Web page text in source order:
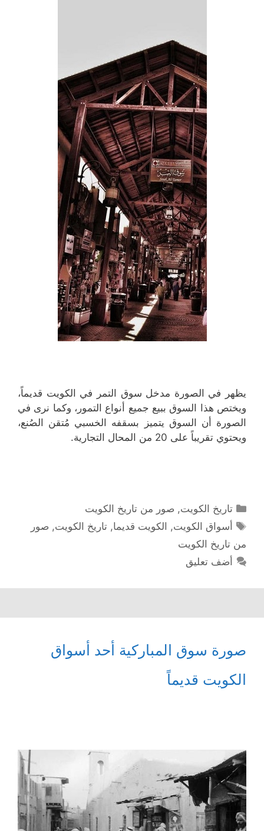
يظهر في الصورة مدخل سوق التمر في الكويت قديماً،
ويختص هذا السوق ببيع جميع أنواع التمور، وكما نرى في
الصورة أن السوق يتميز بسقفه الخسبي مُتقن الصُنع،
ويحتوي تقريباً على 20 من المحال التجارية.
التصنيفات
تاريخ الكويت, صور من تاريخ الكويت
الوسوم
أسواق الكويت, الكويت قديما,تاريخ الكويت, صور
من تاريخ الكويت
أضف تعليق
صورة سوق المباركية أحد أسواق
الكويت قديماً